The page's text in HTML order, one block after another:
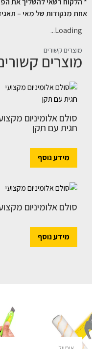
אחת מנקודות של מאי –
Loading...
מוצרים קשורים
מוצרים
סולם אלומיניום
חגית עם תקן
מידע נוסף
סולם אלומיניום
מידע נוסף
מעוניינים לקבל עדכונים על